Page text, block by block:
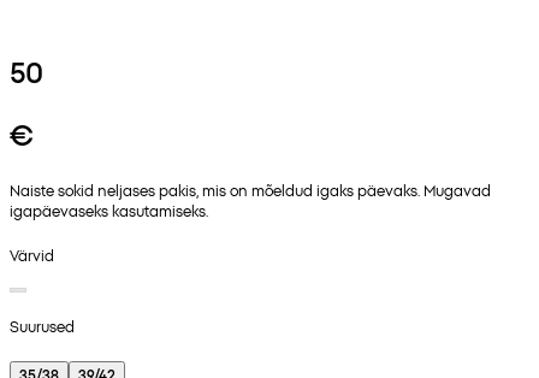
50
€
Naiste sokid neljases pakis, mis on mõeldud igaks päevaks. Mugavad
igapäevaseks kasutamiseks.
Värvid
Suurused
35/38
39/42